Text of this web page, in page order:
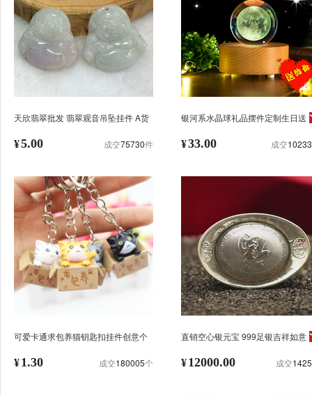
天欣翡翠批发 翡翠观音吊坠挂件 A货
¥5.00 成交75730件
银河系水晶球礼品摆件定制生日送
¥33.00 成交10233
可爱卡通求包养猫钥匙扣挂件创意个
¥1.30 成交180005个
直销空心银元宝 999足银吉祥如意
¥12000.00 成交1425